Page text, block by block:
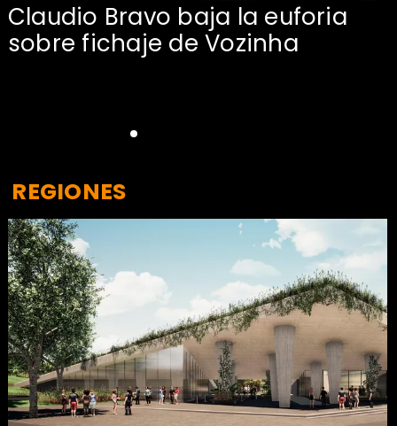
Claudio Bravo baja la euforia
sobre fichaje de Vozinha
REGIONES